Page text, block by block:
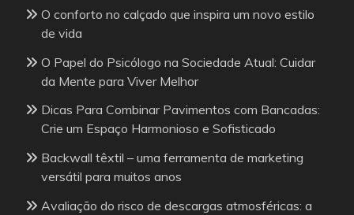
O conforto no calçado que inspira um novo estilo
de vida
O Papel do Psicólogo na Sociedade Atual: Cuidar
da Mente para Viver Melhor
Dicas Para Combinar Pavimentos com Bancadas:
Crie um Espaço Harmonioso e Sofisticado
Backwall têxtil – uma ferramenta de marketing
versátil para muitos anos
Avaliação do risco de descargas atmosféricas: a